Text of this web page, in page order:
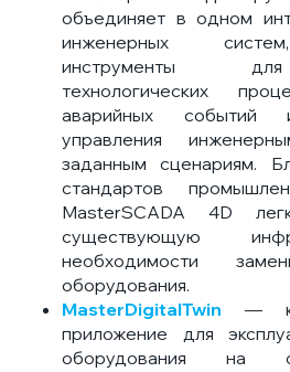
объединяет в одном
инженерных
инструменты
технологических
аварийных событий
управления
заданным сценариям.
стандартов
MasterSCADA 4D
существующую
необходимости
оборудования.
MasterDigitalTwin
—
приложение для
оборудования на